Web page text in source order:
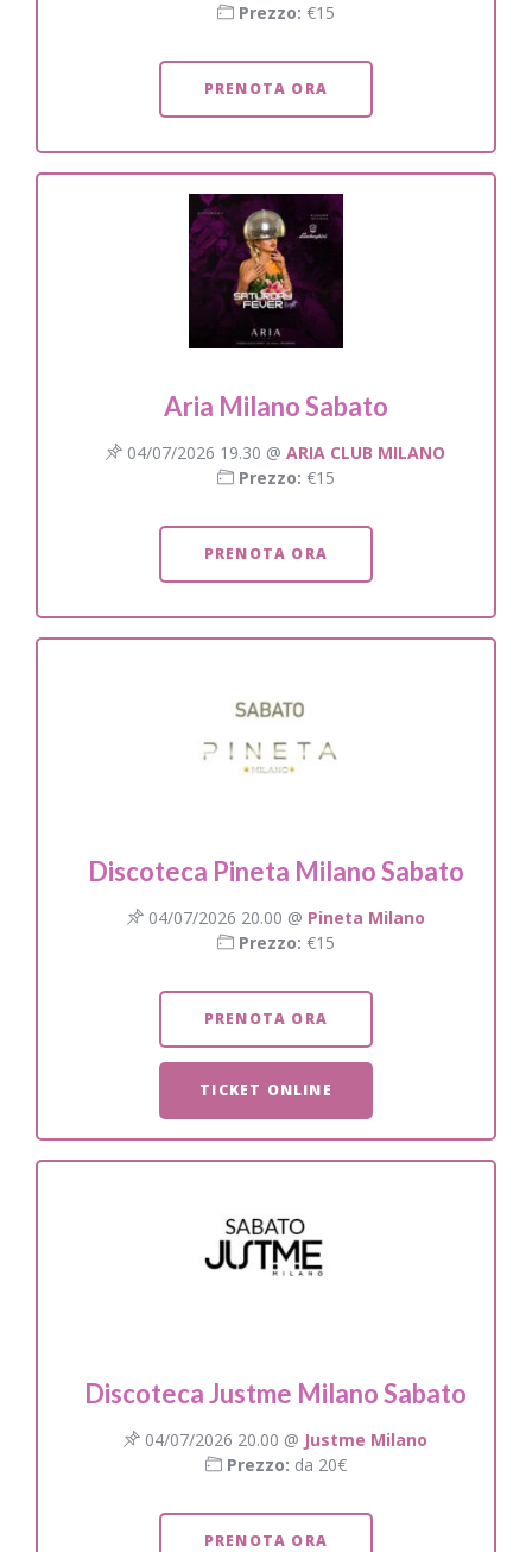
Prezzo: €15
PRENOTA ORA
Aria Milano Sabato
04/07/2026 19.30 @ ARIA CLUB MILANO
Prezzo: €15
PRENOTA ORA
Discoteca Pineta Milano Sabato
04/07/2026 20.00 @ Pineta Milano
Prezzo: €15
PRENOTA ORA
TICKET ONLINE
Discoteca Justme Milano Sabato
04/07/2026 20.00 @ Justme Milano
Prezzo: da 20€
PRENOTA ORA